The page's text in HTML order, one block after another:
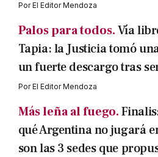
PorEl Editor Mendoza
Palos para todos.Vía
Tapia: la Justicia tomó
un fuerte descargo tras
PorEl Editor Mendoza
Más leña al fuego.
qué Argentina no jugará
son las 3 sedes que